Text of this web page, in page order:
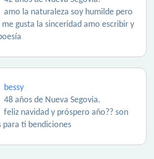
amo la naturaleza soy humilde pero
gusta la sinceridad amo escribir y
bessy
48 años de Nueva Segovia.
feliz navidad y próspero año?? son
para ti bendiciones